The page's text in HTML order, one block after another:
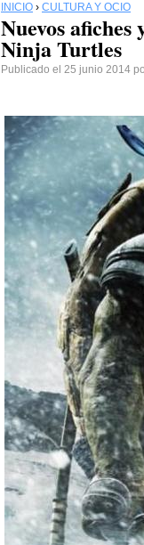
INICIO › CULTURA Y OCIO
Nuevos
Ninja Turtles
Publicado el 25 junio 2014